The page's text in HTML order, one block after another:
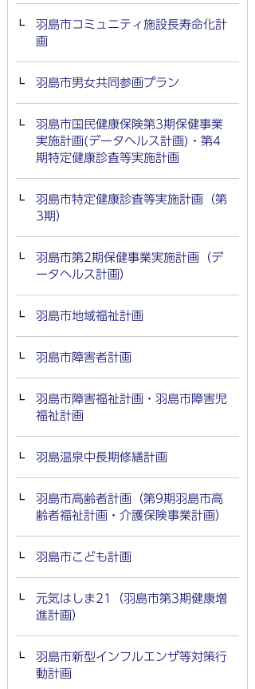
羽島市コミュニティ施設長寿命化計
画
羽島市男女共同参画プラン
羽島市国民健康保険第3期保健事業
実施計画(データヘルス計画)・第4
期特定健康診査等実施計画
羽島市特定健康診査等実施計画（第
3期）
羽島市第2期保健事業実施計画（デ
ータヘルス計画）
羽島市地域福祉計画
羽島市障害者計画
羽島市障害福祉計画・羽島市障害児
福祉計画
羽島温泉中長期修繕計画
羽島市高齢者計画（第9期羽島市高
齢者福祉計画・介護保険事業計画）
羽島市こども計画
元気はしま21（羽島市第3期健康増
進計画）
羽島市新型インフルエンザ等対策行
動計画